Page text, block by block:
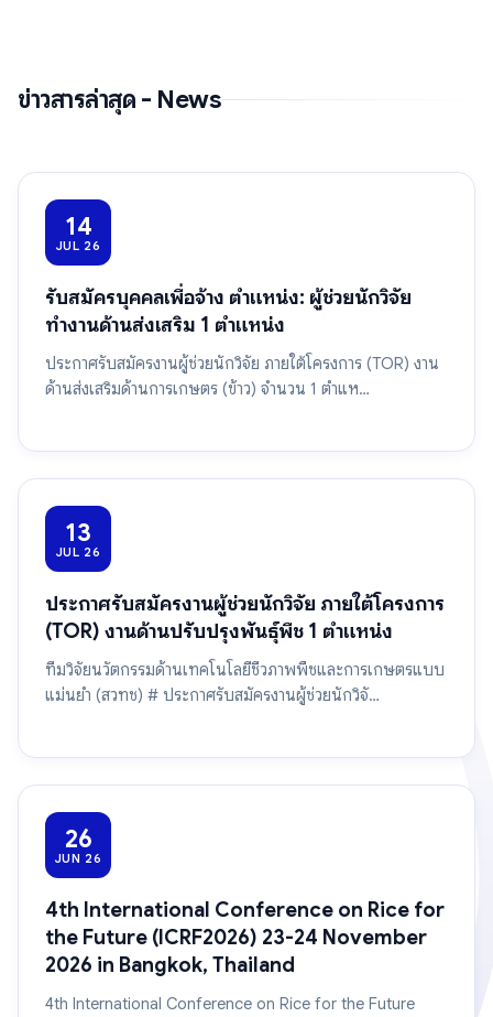
ข่าวสารล่าสุด - News
14
JUL 26
รับสมัครบุคคลเพื่อจ้าง ตำแหน่ง: ผู้ช่วยนักวิจัย
ทำงานด้านส่งเสริม 1 ตำแหน่ง
ประกาศรับสมัครงานผู้ช่วยนักวิจัย ภายใต้โครงการ (TOR) งาน
ด้านส่งเสริมด้านการเกษตร (ข้าว) จำนวน 1 ตำแห…
13
JUL 26
ประกาศรับสมัครงานผู้ช่วยนักวิจัย ภายใต้โครงการ
(TOR) งานด้านปรับปรุงพันธุ์พืช 1 ตำแหน่ง
ทีมวิจัยนวัตกรรมด้านเทคโนโลยีชีวภาพพืชและการเกษตรแบบ
แม่นยำ (สวทช) # ประกาศรับสมัครงานผู้ช่วยนักวิจั…
26
JUN 26
4th International Conference on Rice for
the Future (ICRF2026) 23-24 November
2026 in Bangkok, Thailand
4th International Conference on Rice for the Future